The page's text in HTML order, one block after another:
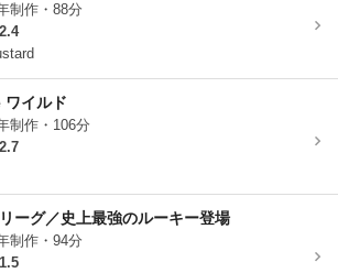
制作・88分
2.4
イルド
制作・106分
2.7
ーグ／史上最強のルーキー登場
制作・94分
1.5